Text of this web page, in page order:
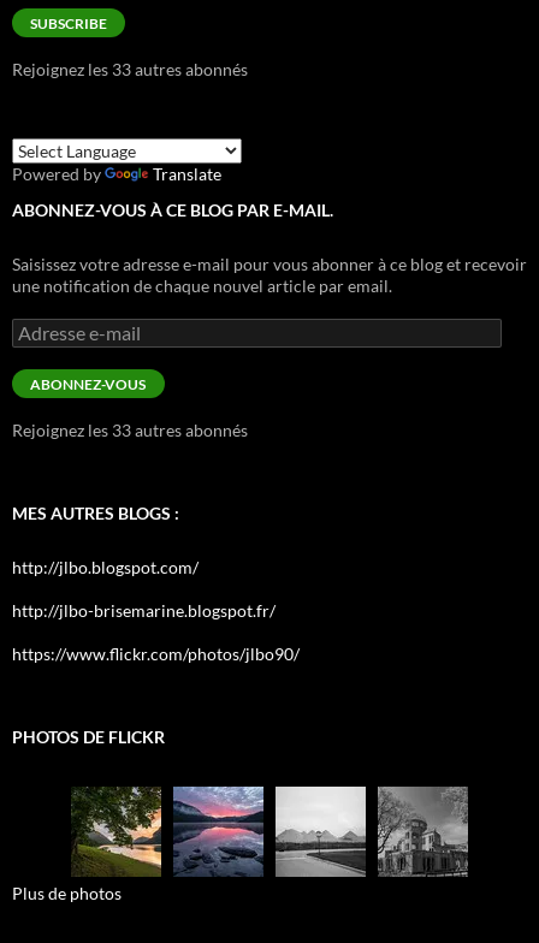
SUBSCRIBE
Rejoignez les 33 autres abonnés
Powered by
Translate
ABONNEZ-VOUS À CE BLOG PAR E-MAIL.
Saisissez votre adresse e-mail pour vous abonner à ce blog et recevoir
une notification de chaque nouvel article par email.
Adresse
e-
mail
ABONNEZ-VOUS
Rejoignez les 33 autres abonnés
MES AUTRES BLOGS :
http://jlbo.blogspot.com/
http://jlbo-brisemarine.blogspot.fr/
https://www.flickr.com/photos/jlbo90/
PHOTOS DE FLICKR
Plus de photos